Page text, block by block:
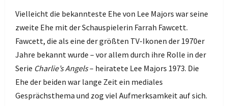
Vielleicht die bekannteste Ehe von Lee Majors war seine
zweite Ehe mit der Schauspielerin Farrah Fawcett.
Fawcett, die als eine der größten TV-Ikonen der 1970er
Jahre bekannt wurde – vor allem durch ihre Rolle in der
Serie Charlie’s Angels– heiratete Lee Majors 1973. Die
Ehe der beiden war lange Zeit ein mediales
Gesprächsthema und zog viel Aufmerksamkeit auf sich.